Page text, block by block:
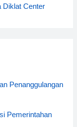
Diklat Center
Penanggulangan
Pemerintahan